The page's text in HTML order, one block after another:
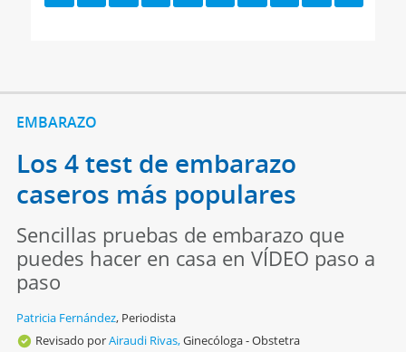
EMBARAZO
Los 4 test de embarazo
caseros más populares
Sencillas pruebas de embarazo que
puedes hacer en casa en VÍDEO paso a
paso
Patricia Fernández, Periodista
Revisado porAiraudi Rivas,Ginecóloga - Obstetra